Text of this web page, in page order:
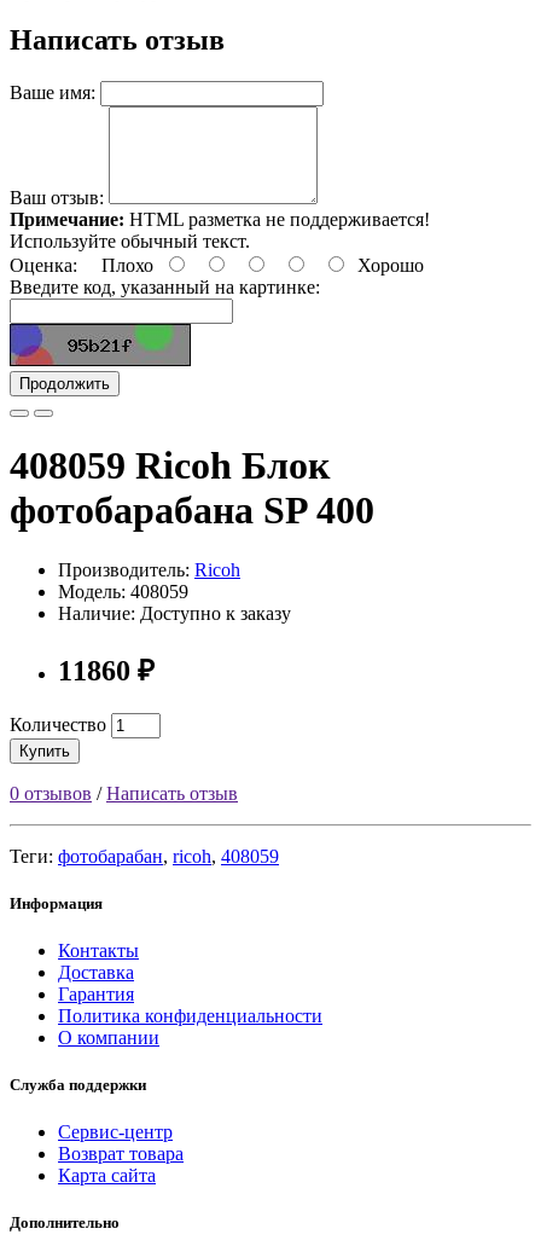
Написать отзыв
Ваше имя:
Ваш отзыв:
Примечание: HTML разметка не поддерживается!
Используйте обычный текст.
Оценка: Плохо
Хорошо
Введите код, указанный на картинке:
Продолжить
408059 Ricoh Блок
фотобарабана SP 400
Производитель: Ricoh
Модель: 408059
Наличие: Доступно к заказу
11860 ₽
Количество
Купить
0 отзывов /Написать отзыв
Теги: фотобарабан, ricoh, 408059
Информация
Контакты
Доставка
Гарантия
Политика конфиденциальности
О компании
Служба поддержки
Сервис-центр
Возврат товара
Карта сайта
Дополнительно